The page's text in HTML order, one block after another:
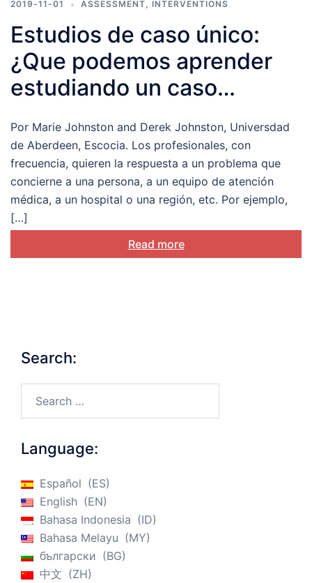
2019-11-01 ASSESSMENT, INTERVENTIONS
Estudios de caso único:
¿Que podemos aprender
estudiando un caso
Por Marie Johnston and Derek Johnston, Universdad
de Aberdeen, Escocia. Los profesionales, con
frecuencia, quieren la respuesta a un problema que
concierne a una persona, a un equipo de atención
médica, a un hospital o una región, etc. Por ejemplo,
[…]
Read more
Search:
Language:
Español
ES
English
EN
Bahasa Indonesia
ID
Bahasa Melayu
MY
български
BG
中文
ZH